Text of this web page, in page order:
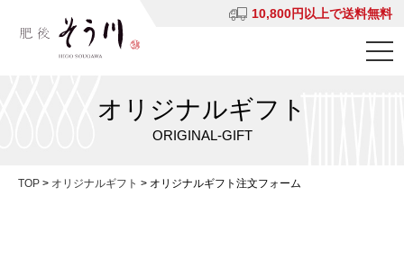
10,800円以上で送料無料
オリジナルギフト
ORIGINAL-GIFT
TOP > オリジナルギフト > オリジナルギフト注文フォーム